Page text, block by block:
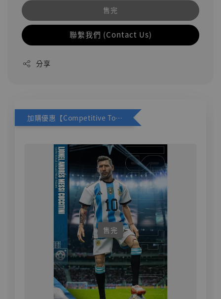
售完
聯繫我們 (Contact Us)
分享
加購優惠【Competitive Toys 梅西 [CM001]】
售完